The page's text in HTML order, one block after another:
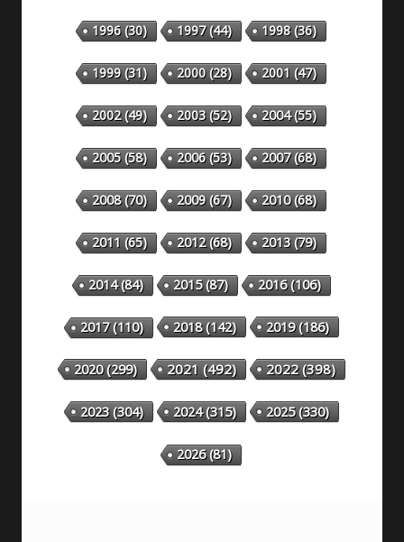
1996(30) 1997(44) 1998(36)
1999(31) 2000(28) 2001 (47)
2002(49) 2003(52) 2004(55)
2005(58) 2006(53) 2007(68)
2008(70) 2009(67) 2010(68)
2011 (65) 2012(68) 2013(79)
2014(84) 2015(87) 2016(106)
2017(110) 2018(142) 2019(186)
2020(299) 2021(492) 2022(398)
2023(304) 2024(315) 2025(330)
2026(81)